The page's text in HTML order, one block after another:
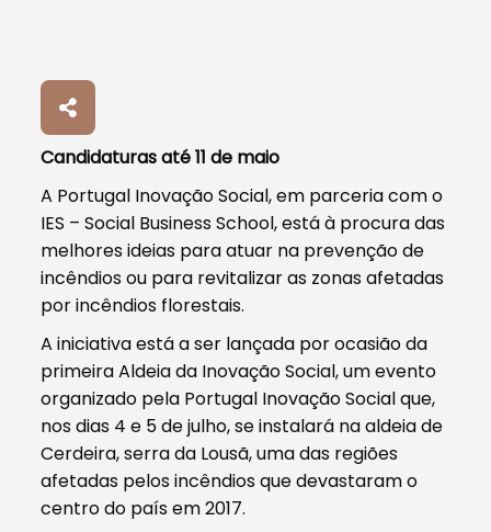
Candidaturas até 11 de maio
A Portugal Inovação Social, em parceria com o
IES – Social Business School, está à procura das
melhores ideias para atuar na prevenção de
incêndios ou para revitalizar as zonas afetadas
por incêndios florestais.
A iniciativa está a ser lançada por ocasião da
primeira Aldeia da Inovação Social, um evento
organizado pela Portugal Inovação Social que,
nos dias 4 e 5 de julho, se instalará na aldeia de
Cerdeira, serra da Lousã, uma das regiões
afetadas pelos incêndios que devastaram o
centro do país em 2017.